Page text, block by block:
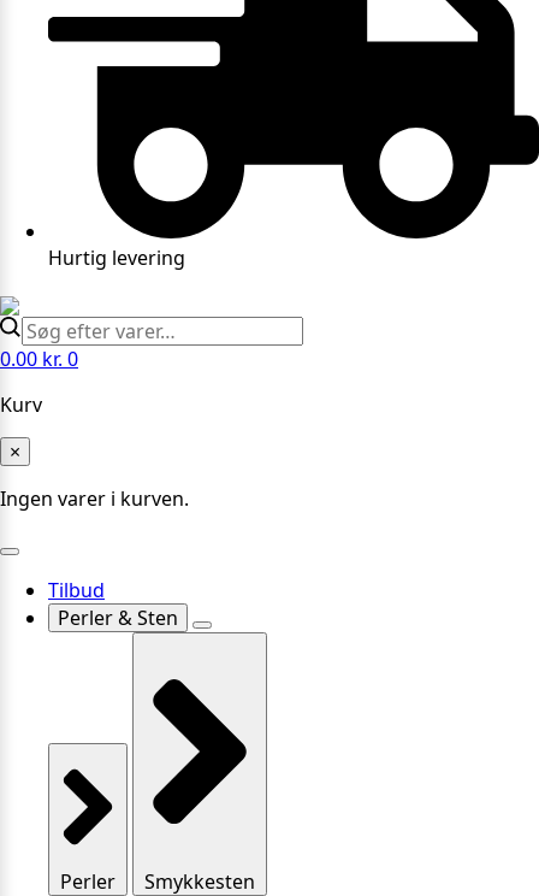
Hurtig levering
0.00 kr. 0
Kurv
×
Ingen varer i kurven.
Tilbud
Perler & Sten
Perler Smykkesten